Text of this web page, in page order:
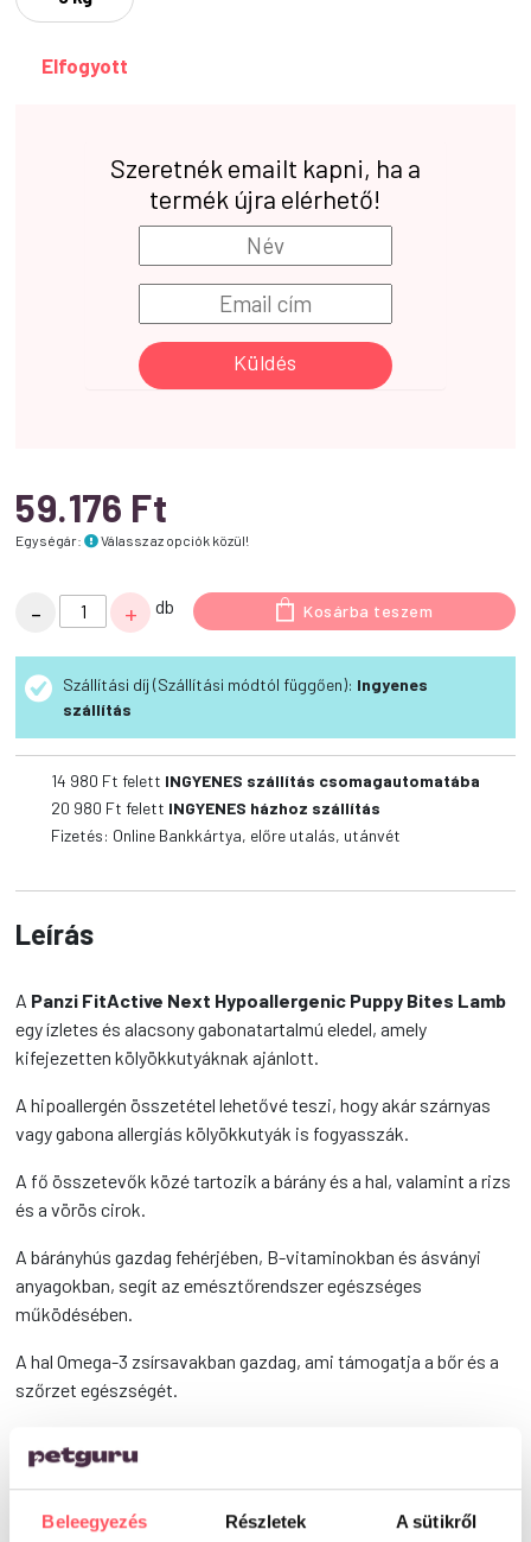
Beleegyezés Részletek A sütikről
Elfogyott
Szeretnék emailt kapni, ha a
termék újra elérhető!
Küldés
59.176 Ft
Egységár: Válassz az opciók közül!
-
Panzi
FitActive
Next
Hypoallergenic
Puppy
Lamb
mennyiség
+ db Kosárba teszem
Szállítási díj (Szállítási módtól függően): Ingyenes
szállítás
14 980 Ft felett INGYENES szállítás csomagautomatába
20 980 Ft felett INGYENES házhoz szállítás
Fizetés: Online Bankkártya, előre utalás, utánvét
Leírás
A Panzi FitActive Next Hypoallergenic Puppy Bites Lamb
egy ízletes és alacsony gabonatartalmú eledel, amely
kifejezetten kölyökkutyáknak ajánlott.
A hipoallergén összetétel lehetővé teszi, hogy akár szárnyas
vagy gabona allergiás kölyökkutyák is fogyasszák.
A fő összetevők közé tartozik a bárány és a hal, valamint a rizs
és a vörös cirok.
A bárányhús gazdag fehérjében, B-vitaminokban és ásványi
anyagokban, segít az emésztőrendszer egészséges
működésében.
A hal Omega-3 zsírsavakban gazdag, ami támogatja a bőr és a
szőrzet egészségét.
kutyusok számára.
Az eledelben található vörösáfonya védi a húgyutakat, serkenti